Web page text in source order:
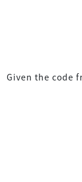
Given the code